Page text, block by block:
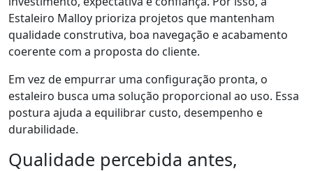
Estaleiro Malloy prioriza projetos que mantenham
qualidade construtiva, boa navegação e acabamento
coerente com a proposta do cliente.
Em vez de empurrar uma configuração pronta, o
estaleiro busca uma solução proporcional ao uso. Essa
postura ajuda a equilibrar custo, desempenho e
durabilidade.
Qualidade percebida antes,